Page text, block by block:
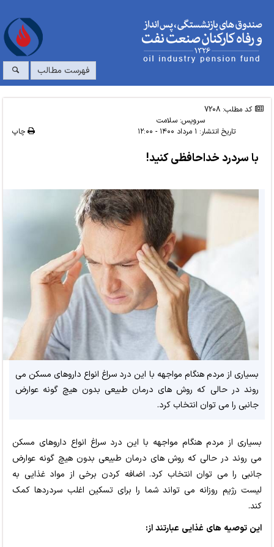
فهرست مطالب
کد مطلب: 7208
سرویس:سلامت
تاریخ انتشار: ۱ مرداد ۱۴۰۰ - ۱۲:۰۰ چاپ
با سردرد خداحافظی کنید!
بسیاری از مردم هنگام مواجهه با این درد سراغ انواع داروهای مسکن می
روند در حالی که روش های درمان طبیعی بدون هیچ گونه عوارض
جانبی را می توان انتخاب کرد.
بسیاری از مردم هنگام مواجهه با این درد سراغ انواع داروهای مسکن
می روند در حالی که روش های درمان طبیعی بدون هیچ گونه عوارض
جانبی را می توان انتخاب کرد. اضافه کردن برخی از مواد غذایی به
لیست رژیم روزانه می تواند شما را برای تسکین اغلب سردردها کمک
کند.
این توصیه های غذایی عبارتند از: